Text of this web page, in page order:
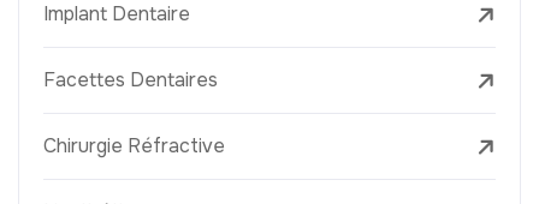
Implant Dentaire
Facettes Dentaires
Chirurgie Réfractive